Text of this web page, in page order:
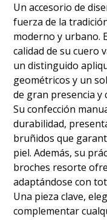
​Un accesorio de
fuerza de la
moderno y urbano.
calidad de su cuero
un distinguido
geométricos y un
de gran presencia y
​Su confección
durabilidad,
bruñidos que
piel. Además, su
broches resorte
adaptándose con
​Una pieza clave,
complementar